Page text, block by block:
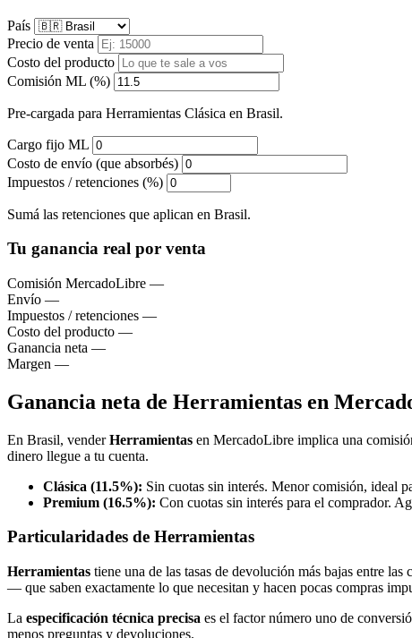
País
Precio de venta
Costo del producto
Comisión ML (%)
Pre-cargada para Herramientas Clásica en Brasil.
Cargo fijo ML
Costo de envío (que absorbés)
Impuestos / retenciones (%)
Sumá las retenciones que aplican en Brasil.
Tu ganancia real por venta
Comisión MercadoLibre —
Envío —
Impuestos / retenciones —
Costo del producto —
Ganancia neta —
Margen —
Ganancia neta de Herramientas en
En Brasil, venderHerramientas en MercadoLibre implica una
dinero llegue a tu cuenta.
Clásica (11.5%): Sin cuotas sin interés. Menor comisión, ideal
Premium (16.5%): Con cuotas sin interés para el comprador.
Particularidades de Herramientas
Herramientas tiene una de las tasas de devolución más bajas entre
— que saben exactamente lo que necesitan y hacen pocas compras
La especificación técnica precisa es el factor número uno de
menos preguntas y devoluciones.